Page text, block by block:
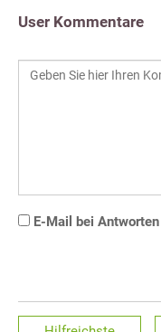
User Kommentare
E-Mail bei